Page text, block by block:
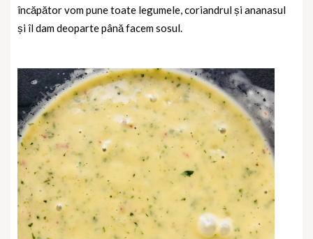
încăpător vom pune toate legumele, coriandrul și ananasul
și îl dam deoparte până facem sosul.